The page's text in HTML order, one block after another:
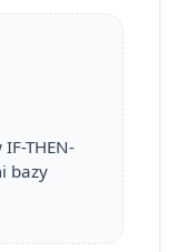
THEN-
bazy